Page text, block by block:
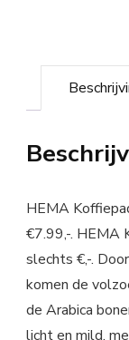
HEMA
€7.99,-. HEMA
slechts €,-.
komen de
de Arabica
licht en mild,